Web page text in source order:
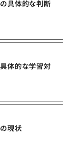
具体的な判断
体的な学習対
現状